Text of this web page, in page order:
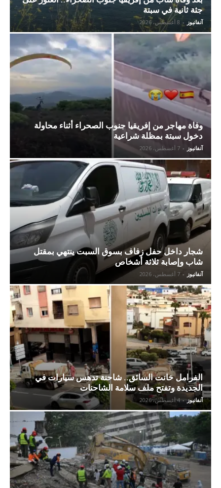
جثة ثانية في سبتة
آنفانيوز - 8 أغسطس، 2026
وفاة مهاجر من إفريقيا جنوب الصحراء أثناء محاولة
دخول سبتة بمظلة شراعية
آنفانيوز - 7 أغسطس، 2026
شجار داخل حفل زفاف بسوق السبت ينتهي بمقتل
شاب وإصابة ثلاثة أشخاص
آنفانيوز - 7 أغسطس، 2026
الفرامل خانت السائق.. شاحنة تدهس سيارات في
الجديدة وتفتح ملف سلامة الشاحنات
آنفانيوز - 4 أغسطس، 2026